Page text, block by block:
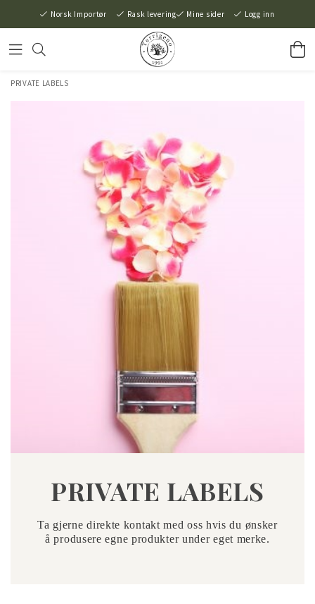
Norsk Importør Rask levering Mine sider Logg inn
PRIVATE LABELS
PRIVATE LABELS
Ta gjerne direkte kontakt med oss hvis du ønsker
å produsere egne produkter under eget merke.